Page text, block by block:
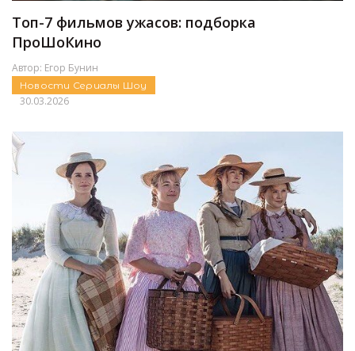
Топ-7 фильмов ужасов: подборка
ПроШоКино
Автор: Егор Бунин
Новости Сериалы Шоу
30.03.2026